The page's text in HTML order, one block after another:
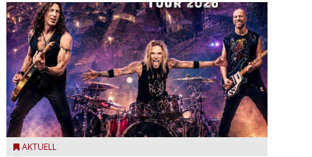
Stef Burns, Will Hunt und Andrea Torresani im Summer
AKTUELL